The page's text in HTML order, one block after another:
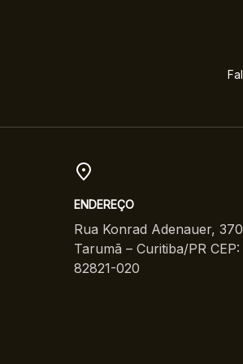
ENDEREÇO
Rua Konrad Adenauer, 370
Tarumã – Curitiba/PR CEP:
82821-020